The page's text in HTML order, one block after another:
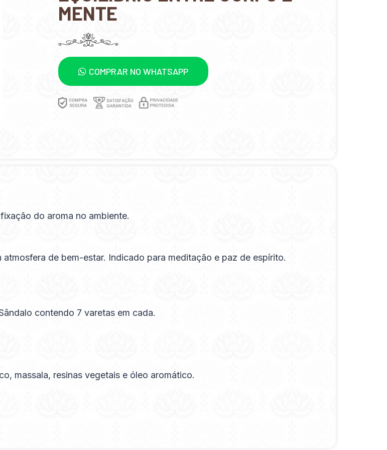
MENTE
COMPRAR NO WHATSAPP
do aroma no ambiente.
de bem-estar. Indicado para meditação e paz de espírito.
contendo 7 varetas em cada.
massala, resinas vegetais e óleo aromático.